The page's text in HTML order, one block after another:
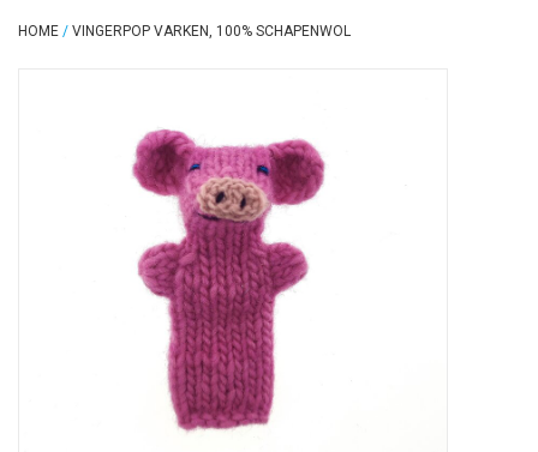
HOME / VINGERPOP VARKEN, 100% SCHAPENWOL